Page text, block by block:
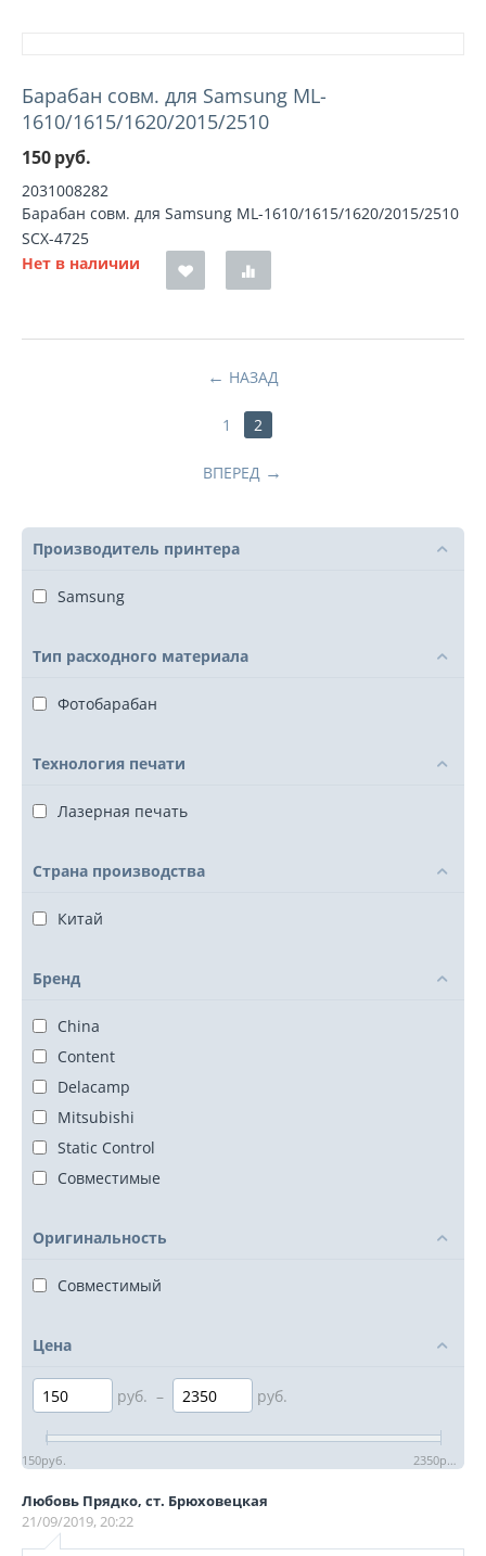
Барабан совм. для Samsung ML-
1610/1615/1620/2015/2510
150руб.
2031008282
Барабан совм. для Samsung ML-1610/1615/1620/2015/2510
SCX-4725
Нет в наличии
НАЗАД
1 2
ВПЕРЕД
Производитель принтера
Samsung
Тип расходного материала
Фотобарабан
Технология печати
Лазерная печать
Страна производства
Китай
Бренд
China
Content
Delacamp
Mitsubishi
Static Control
Совместимые
Оригинальность
Совместимый
Цена
руб. – руб.
150руб. 2350руб.
Любовь Прядко, ст. Брюховецкая
21/09/2019, 20:22